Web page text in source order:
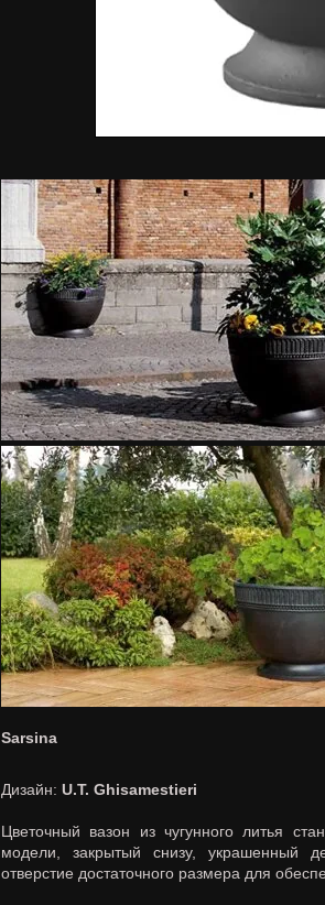
Sarsina
Дизайн: U.T. Ghisamestieri
Цветочный вазон из чугунного литья
модели, закрытый снизу, украшенный
отверстие достаточного размера для